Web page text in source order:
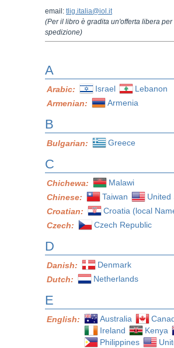
email: tlig.italia@iol.it
(Per il libro è gradita un'offerta libera
spedizione)
A
Arabic: Israel
Lebanon
Armenian:
Armenia
B
Bulgarian: Greece
C
Chichewa:
Malawi
Chinese:
Taiwan
United
Croatian:
Croatia (local
Czech:
Czech Republic
D
Danish:
Denmark
Dutch:
Netherlands
E
English: Australia
Ireland
Kenya
Philippines